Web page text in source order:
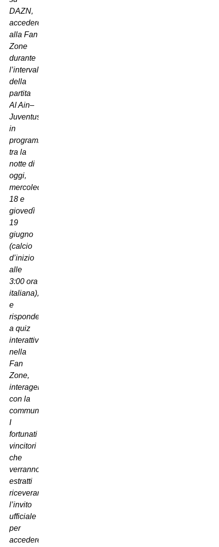
DAZN,
accedere
alla Fan
Zone
durante
l’intervallo
della
partita
Al Ain–
Juventus,
in
programma
tra la
notte di
oggi,
mercoledì
18 e
giovedì
19
giugno
(calcio
d’inizio
alle
3:00 ora
italiana),
e
rispondere
a quiz
interattivi
nella
Fan
Zone,
interagendo
con la
community.
I
fortunati
vincitori
che
verranno
estratti
riceveranno
l’invito
ufficiale
per
accedere